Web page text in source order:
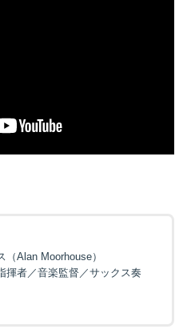
Alan Moorhouse）
揮者／音楽監督／サックス奏